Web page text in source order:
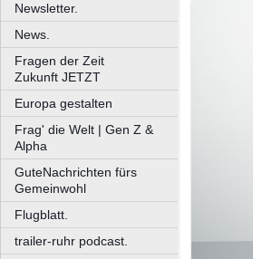
Newsletter.
News.
Fragen der Zeit
Zukunft JETZT
Europa gestalten
Frag' die Welt | Gen Z &
Alpha
GuteNachrichten fürs
Gemeinwohl
Flugblatt.
trailer-ruhr podcast.